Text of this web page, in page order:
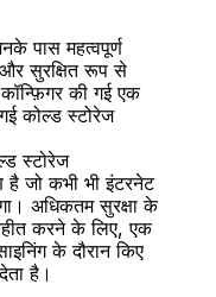
पास महत्वपूर्ण
और सुरक्षित रूप से
की गई एक
कोल्ड स्टोरेज
स्टोरेज
जो कभी भी इंटरनेट
अधिकतम सुरक्षा के
करने के लिए, एक
के दौरान किए
है।